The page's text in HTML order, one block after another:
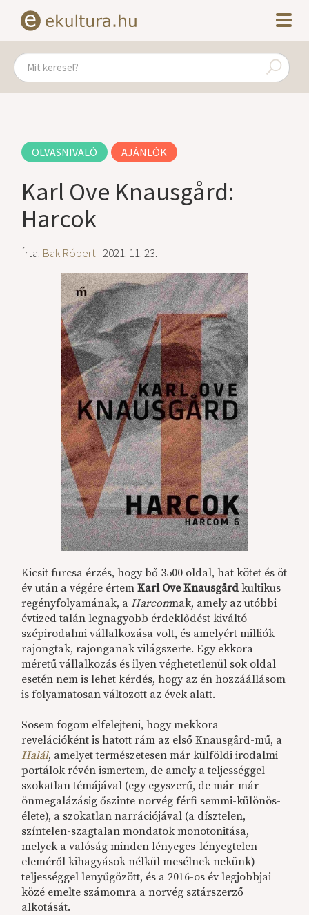
OLVASNIVALÓ AJÁNLÓK
Karl Ove Knausgård:
Harcok
Írta: Bak Róbert| 2021. 11. 23.
Kicsit furcsa érzés, hogy bő 3500 oldal, hat kötet és öt
év után a végére értemKarl Ove Knausgård kultikus
regényfolyamának, aHarcomnak, amely az utóbbi
évtized talán legnagyobb érdeklődést kiváltó
szépirodalmi vállalkozása volt, és amelyért milliók
rajongtak, rajonganak világszerte. Egy ekkora
méretű vállalkozás és ilyen véghetetlenül sok oldal
esetén nem is lehet kérdés, hogy az én hozzáállásom
is folyamatosan változott az évek alatt.
Sosem fogom elfelejteni, hogy mekkora
revelációként is hatott rám az első Knausgård-mű, a
Halál, amelyet természetesen már külföldi irodalmi
portálok révén ismertem, de amely a teljességgel
szokatlan témájával (egy egyszerű, de már-már
önmegalázásig őszinte norvég férfi semmi-különös-
élete), a szokatlan narrációjával (a dísztelen,
színtelen-szagtalan mondatok monotonitása,
melyek a valóság minden lényeges-lényegtelen
eleméről kihagyások nélkül mesélnek nekünk)
teljességgel lenyűgözött, és a 2016-os év legjobbjai
közé emelte számomra a norvég sztárszerző
alkotását.